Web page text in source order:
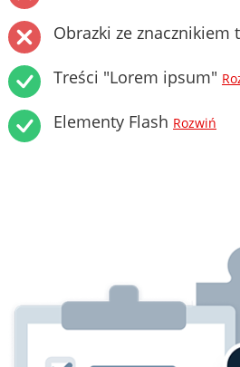
Obrazki ze znacznikiem
Treści "Lorem ipsum"
Elementy Flash Rozwiń